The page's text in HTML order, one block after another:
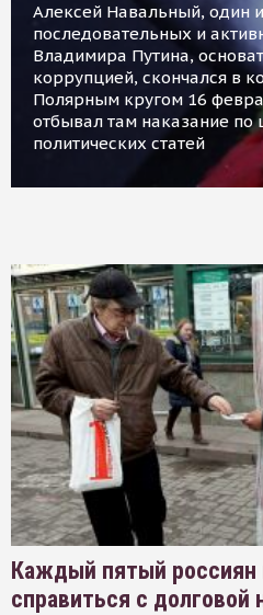
Алексей Навальный, один
последовательных и
Владимира Путина,
коррупцией, скончался в
Полярным кругом 16
отбывал там наказание по
политических статей
Каждый пятый
справиться с долговой